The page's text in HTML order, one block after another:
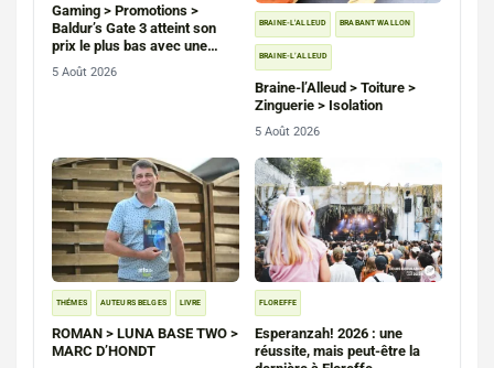
Gaming > Promotions >
Baldur’s Gate 3 atteint son
prix le plus bas avec une
remise de 30 % sur PC, PS5
et Xbox Series
5 Août 2026
BRAINE-L'ALLEUD BRABANT WALLON
BRAINE-L’ALLEUD
Braine-l’Alleud > Toiture >
Zinguerie > Isolation
5 Août 2026
THÉMES AUTEURS BELGES LIVRE
ROMAN > LUNA BASE TWO >
MARC D’HONDT
FLOREFFE
Esperanzah! 2026 : une
réussite, mais peut-être la